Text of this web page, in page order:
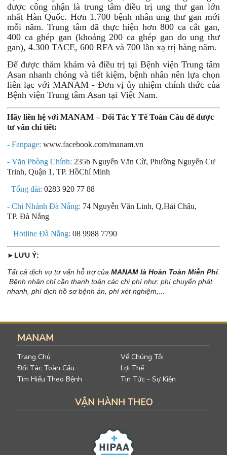
được công nhận là trung tâm điều trị ung thư gan lớn
nhất Hàn Quốc. Hơn 1.700 bệnh nhân ung thư gan mới
mỗi năm. Trung tâm đã thực hiện hơn 800 ca cắt gan,
400 ca ghép gan (khoảng 200 ca ghép gan do ung thư
gan), 4.300 TACE, 600 RFA và 700 lần xạ trị hàng năm.
Để được thăm khám và điều trị tại Bệnh viện Trung tâm
Asan nhanh chóng và tiết kiệm, bệnh nhân nên lựa chọn
liên lạc với MANAM - Đơn vị ủy nhiệm chính thức của
Bệnh viện Trung tâm Asan tại Việt Nam.
Hãy liên hệ với MANAM – Đối Tác Y Tế Toàn Cầu để được
tư vấn chi tiết:
- Fanpage: www.facebook.com/manam.vn
- Văn Phòng Chính: 235b Nguyễn Văn Cừ, Phường Nguyễn Cư
Trinh, Quận 1, TP. HồChí Minh
Tổng đài: 0283 920 77 88
- Chi Nhánh Đà Nẵng: 74 Nguyễn Văn Linh, Q.Hải Châu,
TP. Đà Nẵng
Hotline Đà Nẵng: 08 9988 7790
►LƯU Ý:
Tất cả dịch vụ tư vấn hỗ trợ của MANAM là Hoàn Toàn Miễn Phí.
Bệnh nhân chỉ cần thanh toán các chi phí như: phí chuyển phát
nhanh, phí dịch hồ sơ bệnh án, phí xét nghiệm,...
MANAM
Trang Chủ
Đối Tác Toàn Cầu
Tìm Hiểu Theo Bệnh
Về Chúng Tôi
Lợi Thế
Tin Tức - Sự Kiện
VẬN HÀNH THEO